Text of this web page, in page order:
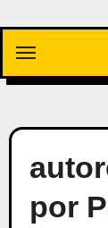
contenido
por